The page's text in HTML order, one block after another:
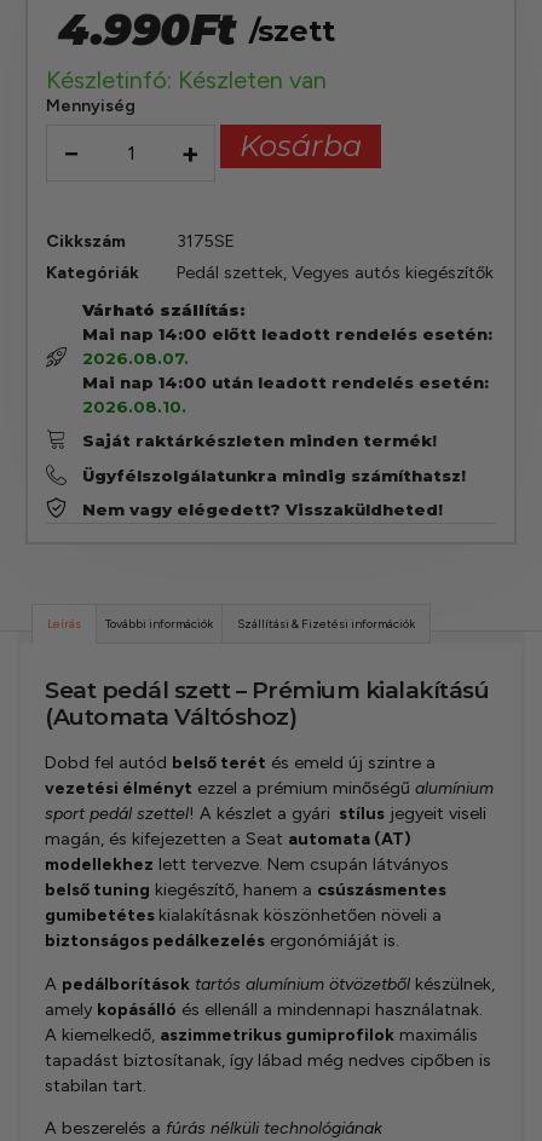
4.990Ft /szett
Készletinfó: Készleten van
Mennyiség
− + Kosárba
Cikkszám
3175SE
Kategóriák
Pedál szettek,Vegyes autós kiegészítők
Várható szállítás:
Mai nap 14:00 előtt leadott rendelés esetén:
2026.08.07.
Mai nap 14:00 után leadott rendelés esetén:
2026.08.10.
Saját raktárkészleten minden termék!
Ügyfélszolgálatunkra mindig számíthatsz!
Nem vagy elégedett? Visszaküldheted!
Leírás További információk Szállítási & Fizetési információk
Seat pedál szett – Prémium kialakítású
(Automata Váltóshoz)
Dobd fel autód belső terét és emeld új szintre a
vezetési élményt ezzel a prémium minőségűalumínium
sport pedál szettel! A készlet a gyári stílus jegyeit viseli
magán, és kifejezetten a Seat automata (AT)
modellekhez lett tervezve. Nem csupán látványos
belső tuning kiegészítő, hanem a csúszásmentes
gumibetétes kialakításnak köszönhetően növeli a
biztonságos pedálkezelés ergonómiáját is.
A pedálborítások tartós alumínium ötvözetből készülnek,
amely kopásálló és ellenáll a mindennapi használatnak.
A kiemelkedő, aszimmetrikus gumiprofilok maximális
tapadást biztosítanak, így lábad még nedves cipőben is
stabilan tart.
A beszerelés a fúrás nélküli technológiának